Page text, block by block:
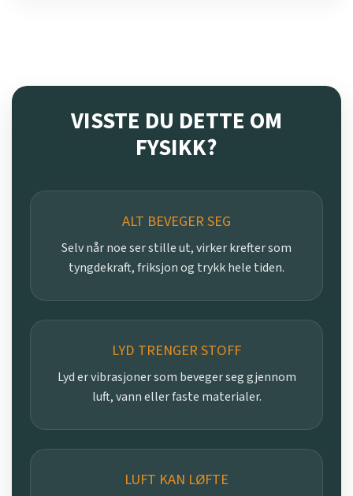
VISSTE DU DETTE OM
FYSIKK?
ALT BEVEGER SEG
Selv når noe ser stille ut, virker krefter som
tyngdekraft, friksjon og trykk hele tiden.
LYD TRENGER STOFF
Lyd er vibrasjoner som beveger seg gjennom
luft, vann eller faste materialer.
LUFT KAN LØFTE